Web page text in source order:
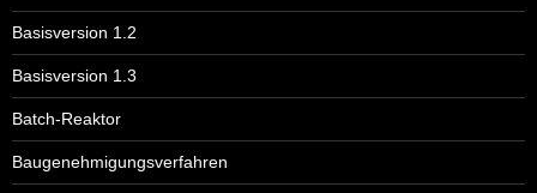
Basisversion 1.2
Basisversion 1.3
Batch-Reaktor
Baugenehmigungsverfahren